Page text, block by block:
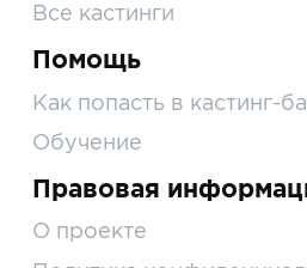
Все кастинги
Помощь
Как попасть в кастинг-
Обучение
Правовая
О проекте